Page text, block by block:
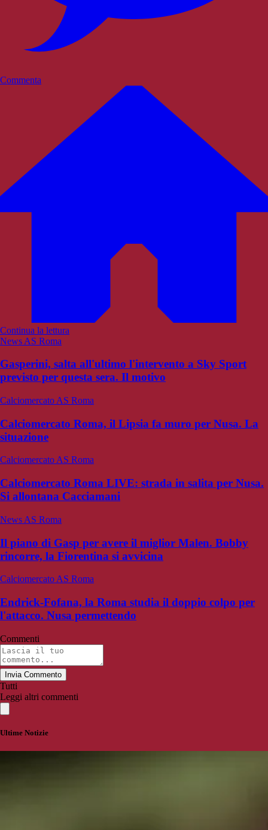
Commenta
Continua la lettura
News AS Roma
Gasperini, salta all'ultimo l'intervento a Sky Sport
previsto per questa sera. Il motivo
Calciomercato AS Roma
Calciomercato Roma, il Lipsia fa muro per Nusa. La
situazione
Calciomercato AS Roma
Calciomercato Roma LIVE: strada in salita per Nusa.
Si allontana Cacciamani
News AS Roma
Il piano di Gasp per avere il miglior Malen. Bobby
rincorre, la Fiorentina si avvicina
Calciomercato AS Roma
Endrick-Fofana, la Roma studia il doppio colpo per
l'attacco. Nusa permettendo
Commenti
Invia Commento
Tutti
Leggi altri commenti
Ultime Notizie